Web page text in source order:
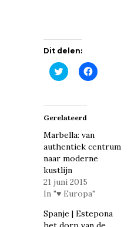
Dit delen:
Klik
om
Twitter
(Wordt
in
een
nieuw
venster
geopend)
Klik
om
nieuw
venster
Gerelateerd
Marbella: van
authentiek centrum
naar moderne
kustlijn
21 juni 2015
In "♥ Europa"
Spanje | Estepona